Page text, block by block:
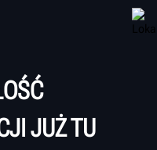
JUŻ TU